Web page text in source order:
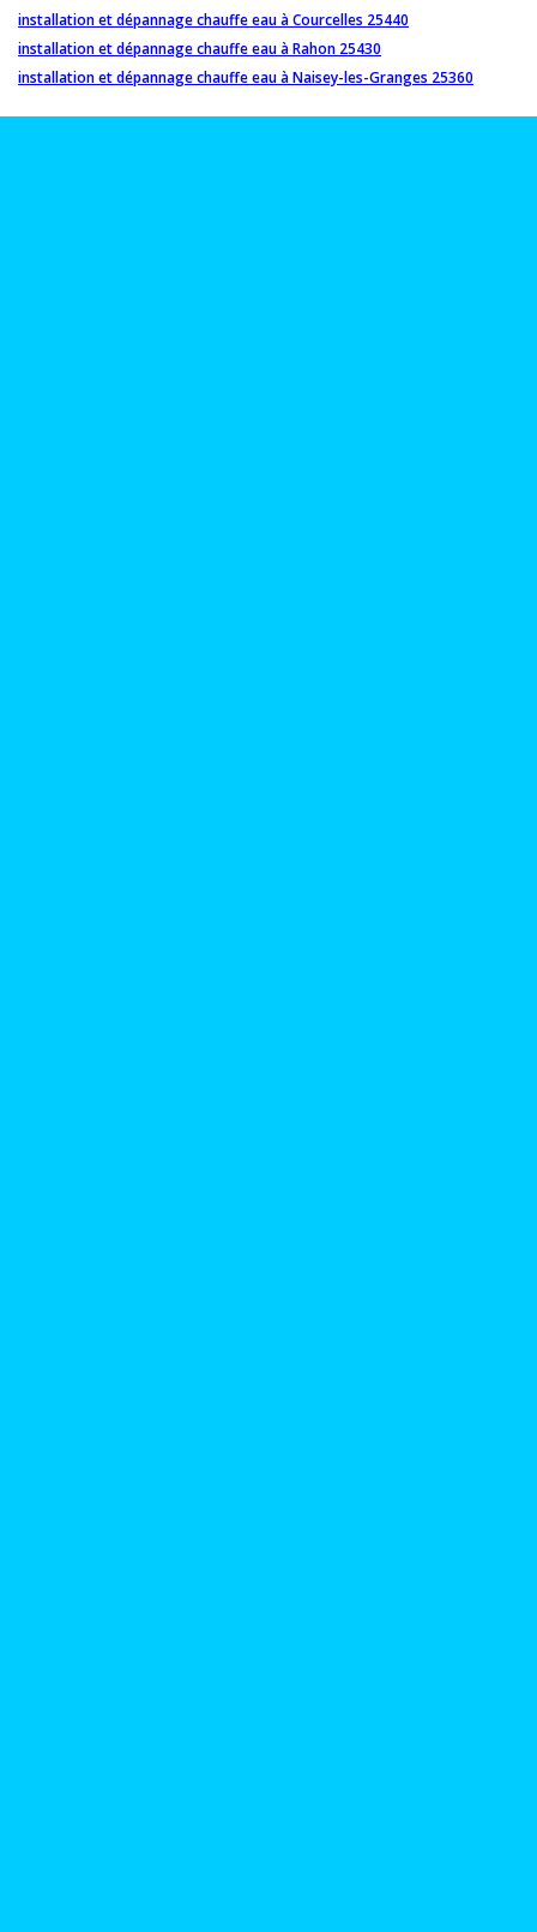
installation et dépannage chauffe eau à Courcelles 25440
installation et dépannage chauffe eau à Rahon 25430
installation et dépannage chauffe eau à Naisey-les-Granges 25360